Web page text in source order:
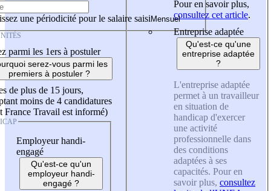
une périodicité pour le salaire saisi
parmi les 1ers à postuler
serez-vous parmi les
premiers à postuler ?
de plus de 15 jours,
moins de 4 candidatures
France Travail est informé)
Employeur handi-
engagé
Qu'est-ce qu'un
employeur handi-
engagé ?
Pour en savoir plus,
consultez cet article.
Entreprise adaptée
Qu'est-ce qu'une
entreprise adaptée
?
L'entreprise adaptée
permet à un travailleur
en situation de
handicap d'exercer
une activité
professionnelle dans
des conditions
adaptées à ses
capacités. Pour en
savoir plus, consultez